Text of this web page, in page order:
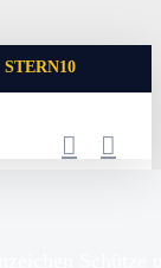
STERN10